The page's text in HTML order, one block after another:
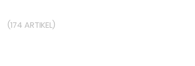
(174 ARTIKEL)